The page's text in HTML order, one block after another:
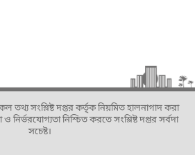
তথ্য সংশ্লিষ্ট দপ্তর কর্তৃক নিয়মিত হালনাগাদ করা
ও নির্ভরযোগ্যতা নিশ্চিত করতে সংশ্লিষ্ট দপ্তর সর্বদা
সচেষ্ট।